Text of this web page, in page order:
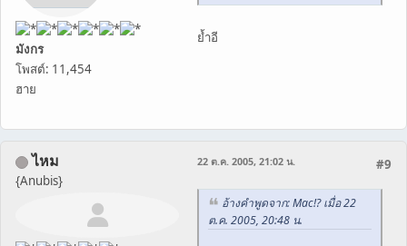
มังกร
โพสต์: 11,454
ฮาย
ย้ำอี
ไหม
{Anubis}
#9
22 ต.ค. 2005, 21:02 น.
อ้างคำพูดจาก: Mac!? เมื่อ 22
ต.ค. 2005, 20:48 น.